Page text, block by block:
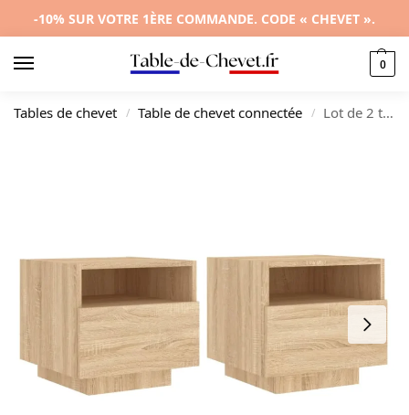
-10% SUR VOTRE 1ÈRE COMMANDE. CODE « CHEVET ».
0
Tables de chevet / Table de chevet connectée / Lot de 2 tables de chevet chêne design contemporain LED, 40x39x37cm